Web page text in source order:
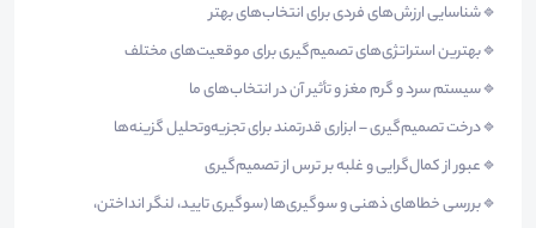
🔹شناسایی ارزش‌های فردی برای انتخاب‌های بهتر
🔹بهترین استراتژی‌های تصمیم‌گیری برای موقعیت‌های مختلف
🔹سیستم سرد و گرم مغز و تأثیر آن در انتخاب‌های ما
🔹درخت تصمیم‌گیری – ابزاری قدرتمند برای تجزیه‌وتحلیل گزینه‌ها
🔹عبور از کمال‌گرایی و غلبه بر ترس از تصمیم‌گیری
🔹بررسی خطاهای ذهنی و سوگیری‌ها (سوگیری تایید، لنگر انداختن،